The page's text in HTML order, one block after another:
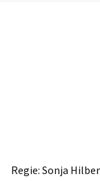
Regie: Sonja